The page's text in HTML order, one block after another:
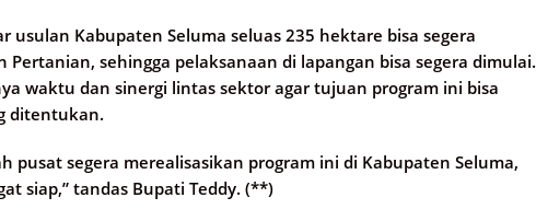
usulan Kabupaten Seluma seluas 235 hektare bisa segera
sehingga pelaksanaan di lapangan bisa segera dimulai.
waktu dan sinergi lintas sektor agar tujuan program ini bisa
ditentukan.
pusat segera merealisasikan program ini di Kabupaten Seluma,
siap,” tandas Bupati Teddy. (**)